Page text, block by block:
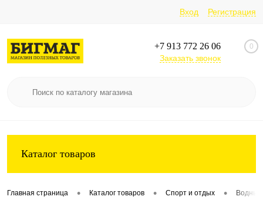
Вход Регистрация
+7 913 772 26 06
Заказать звонок
0
Каталог товаров
Главная страница • Каталог товаров • Спорт и отдых • Водный